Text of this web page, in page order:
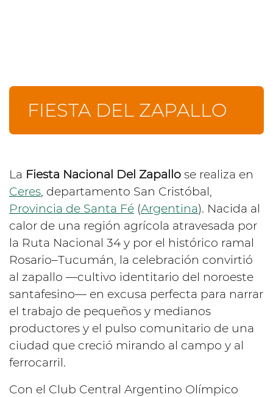
FIESTA DEL ZAPALLO
La Fiesta Nacional Del Zapallo se realiza en
Ceres , departamento San Cristóbal,
Provincia de Santa Fé (Argentina). Nacida al
calor de una región agrícola atravesada por
la Ruta Nacional 34 y por el histórico ramal
Rosario–Tucumán, la celebración convirtió
al zapallo —cultivo identitario del noroeste
santafesino— en excusa perfecta para narrar
el trabajo de pequeños y medianos
productores y el pulso comunitario de una
ciudad que creció mirando al campo y al
ferrocarril.
Con el Club Central Argentino Olímpico